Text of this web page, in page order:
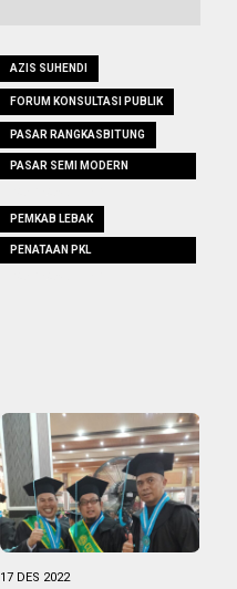
AZIS SUHENDI
FORUM KONSULTASI PUBLIK
PASAR RANGKASBITUNG
PASAR SEMI MODERN
PEMKAB LEBAK
PENATAAN PKL
17 DES 2022